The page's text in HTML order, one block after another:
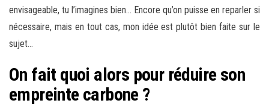
envisageable, tu l’imagines bien… Encore qu’on puisse en reparler si
nécessaire, mais en tout cas, mon idée est plutôt bien faite sur le
sujet…
On fait quoi alors pour réduire son
empreinte carbone ?